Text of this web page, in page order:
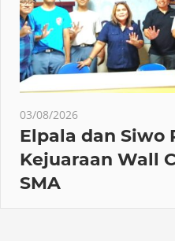
03/08/2026
Elpala dan Siwo
Kejuaraan Wall
SMA